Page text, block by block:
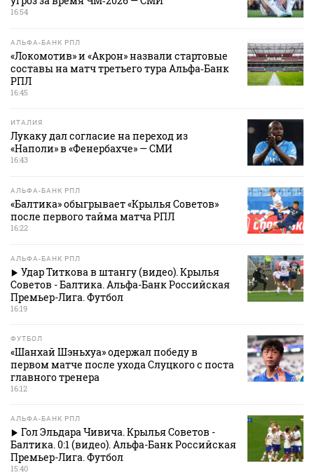
16:54
АЛЬФА-БАНК РПЛ
«Локомотив» и «Акрон» назвали стартовые
составы на матч третьего тура Альфа‑Банк
РПЛ
16:45
ИТАЛИЯ
Лукаку дал согласие на переход из
«Наполи» в «Фенербахче» — СМИ
16:43
АЛЬФА-БАНК РПЛ
«Балтика» обыгрывает «Крылья Советов»
после первого тайма матча РПЛ
16:22
АЛЬФА-БАНК РПЛ
Удар Титкова в штангу (видео). Крылья
Советов - Балтика. Альфа-Банк Российская
Премьер-Лига. Футбол
16:19
ФУТБОЛ
«Шанхай Шэньхуа» одержал победу в
первом матче после ухода Слуцкого с поста
главного тренера
16:12
АЛЬФА-БАНК РПЛ
Гол Эльдара Чивича. Крылья Советов -
Балтика. 0:1 (видео). Альфа-Банк Российская
Премьер-Лига. Футбол
15:40